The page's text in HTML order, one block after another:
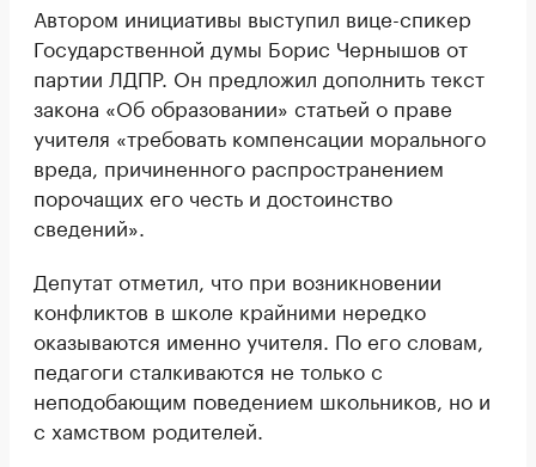
Автором инициативы выступил вице-спикер
Государственной думы Борис Чернышов от
партии ЛДПР. Он предложил дополнить текст
закона «Об образовании» статьей о праве
учителя «требовать компенсации морального
вреда, причиненного распространением
порочащих его честь и достоинство
сведений».
Депутат отметил, что при возникновении
конфликтов в школе крайними нередко
оказываются именно учителя. По его словам,
педагоги сталкиваются не только с
неподобающим поведением школьников, но и
с хамством родителей.